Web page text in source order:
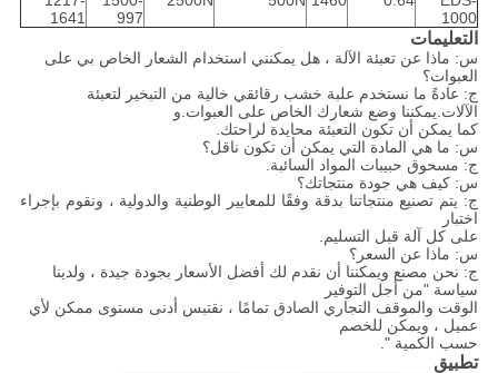
1000
997
1641
التعليمات
س: ماذا عن تعبئة الآلة ، هل يمكنني استخدام الشعار الخاص بي على
العبوات؟
ج: عادةً ما نستخدم علبة خشب رقائقي خالية من التبخير لتعبئة
الآلات.يمكننا وضع شعارك الخاص على العبوات.و
كما يمكن أن تكون التعبئة محايدة لراحتك.
س: ما هي المادة التي يمكن أن تكون ناقل؟
ج: مسحوق حبيبات المواد السائبة.
س: كيف هي جودة منتجاتك؟
ج: يتم تصنيع منتجاتنا بدقة وفقًا للمعايير الوطنية والدولية ، ونقوم بإجراء
اختبار
على كل آلة قبل التسليم.
س: ماذا عن السعر؟
ج: نحن مصنع ويمكننا أن نقدم لك أفضل الأسعار بجودة جيدة ، ولدينا
سياسة "من أجل التوفير
الوقت والموقف التجاري الصادق تمامًا ، نقتبس أدنى مستوى ممكن لأي
عميل ، ويمكن للخصم
حسب الكمية ".
تطبيق